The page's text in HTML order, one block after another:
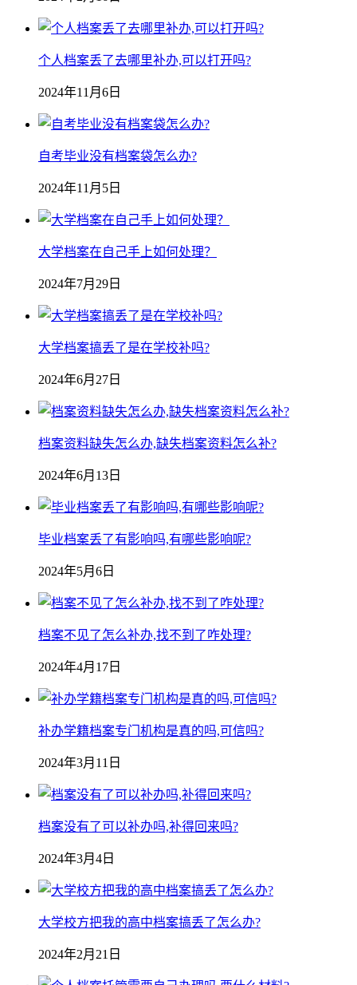
个人档案丢了去哪里补办,可以打开吗?
2024年11月6日
自考毕业没有档案袋怎么办?
2024年11月5日
大学档案在自己手上如何处理？
2024年7月29日
大学档案搞丢了是在学校补吗?
2024年6月27日
档案资料缺失怎么办,缺失档案资料怎么补?
2024年6月13日
毕业档案丢了有影响吗,有哪些影响呢?
2024年5月6日
档案不见了怎么补办,找不到了咋处理?
2024年4月17日
补办学籍档案专门机构是真的吗,可信吗?
2024年3月11日
档案没有了可以补办吗,补得回来吗?
2024年3月4日
大学校方把我的高中档案搞丢了怎么办?
2024年2月21日